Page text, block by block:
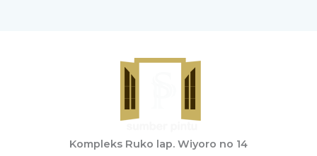
Kompleks Ruko lap. Wiyoro no 14